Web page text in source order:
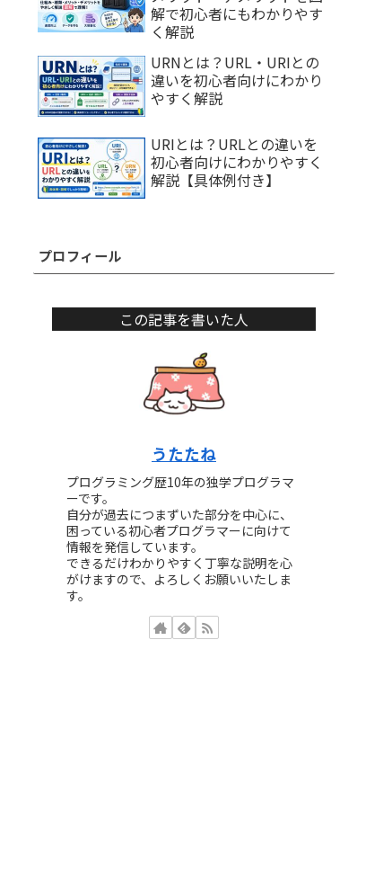
解で初心者にもわかりやす
く解説
URNとは？URL・URIとの
違いを初心者向けにわかり
やすく解説
URIとは？URLとの違いを
初心者向けにわかりやすく
解説【具体例付き】
プロフィール
この記事を書いた人
うたたね
プログラミング歴10年の独学プログラマ
ーです。
自分が過去につまずいた部分を中心に、
困っている初心者プログラマーに向けて
情報を発信しています。
できるだけわかりやすく丁寧な説明を心
がけますので、よろしくお願いいたしま
す。